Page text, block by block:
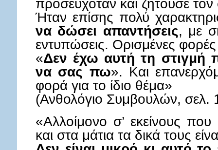
προσευχόταν και ζητούσε
Ήταν επίσης πολύ
να δώσει απαντήσεις, με
εντυπώσεις. Ορισμένες
«Δεν έχω αυτή τη στιγμή
να σας πω». Και
φορά για το ίδιο θέμα»
(Ανθολόγιο Συμβουλών,
«Αλλοίμονο σ’ εκείνους που
και στα μάτια τα δικά τους